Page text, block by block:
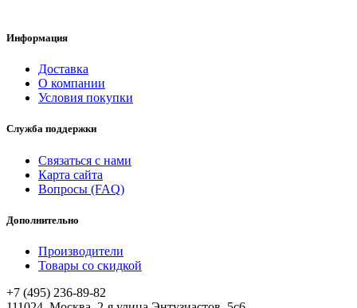
Информация
Доставка
О компании
Условия покупки
Служба поддержки
Связаться с нами
Карта сайта
Вопросы (FAQ)
Дополнительно
Производители
Товары со скидкой
+7 (495) 236-89-82